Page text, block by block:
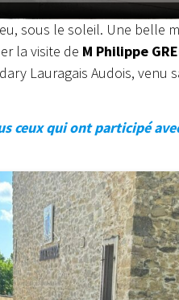
sous le soleil. Une belle
la visite de M Philippe
Lauragais Audois, venu
ceux qui ont participé